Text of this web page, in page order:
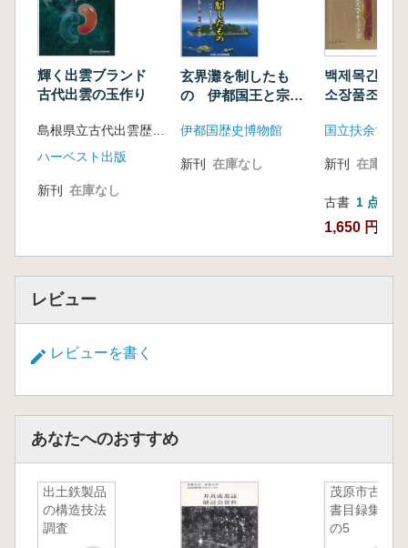
輝く出雲ブランド
古代出雲の玉作り
島根県立古代出雲歴史博物館 編
ハーベスト出版
新刊 在庫なし
玄界灘を制したも
の 伊都国王と宗像
王と豪族たちの軌跡
伊都国歴史博物館
新刊 在庫なし
백제목간 (百
소장품조사
BAEKJE
国立扶余博物
新刊 在庫なし
古書 1 点
1,650 円
レビュー
レビューを書く
あなたへのおすすめ
出土鉄製品
の構造技法
調査
茂原市古文
書目録集そ
の5